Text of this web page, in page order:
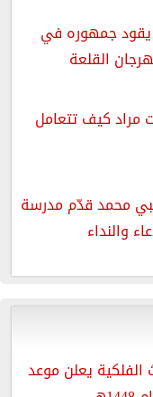
يقود جمهوره في
القلعة
كيف تتعامل
محمد قدّم مدرسة
والنداء
يعلن موعد